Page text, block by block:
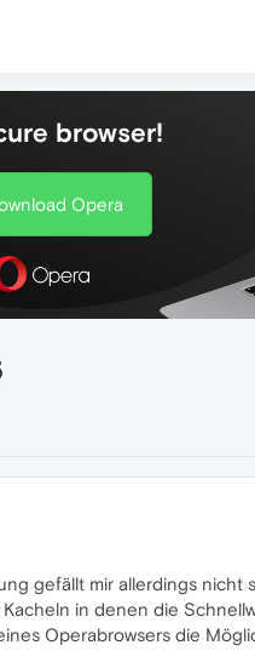
browser!
Opera
gefällt mir allerdings
in denen die
Operabrowsers die